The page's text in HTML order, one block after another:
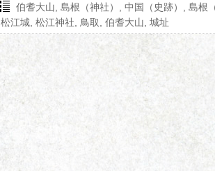
伯耆大山 島根（神社） 中国（史跡）
島根
松江城 松江神社 鳥取 伯耆大山 城址